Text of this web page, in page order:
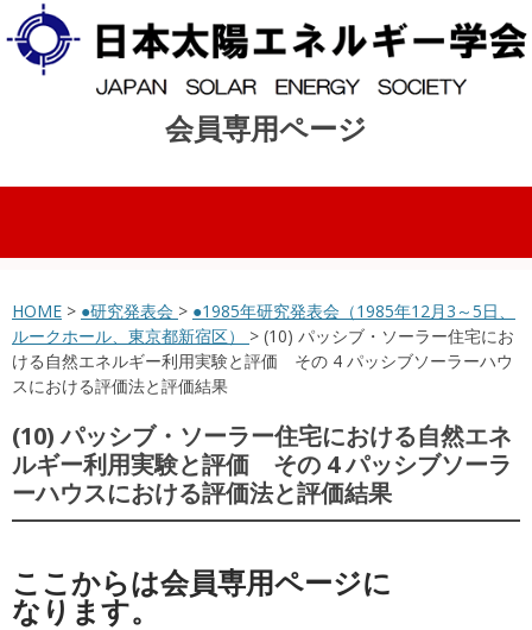
会員専用ページ
コンテンツへスキップ
HOME > ●研究発表会 > ●1985年研究発表会（1985年12月3～5日、
ルークホール、東京都新宿区） > (10) パッシブ・ソーラー住宅にお
ける自然エネルギー利用実験と評価 その 4 パッシブソーラーハウ
スにおける評価法と評価結果
(10) パッシブ・ソーラー住宅における自然エネ
ルギー利用実験と評価 その 4 パッシブソーラ
ーハウスにおける評価法と評価結果
ここからは会員専用ページに
なります。